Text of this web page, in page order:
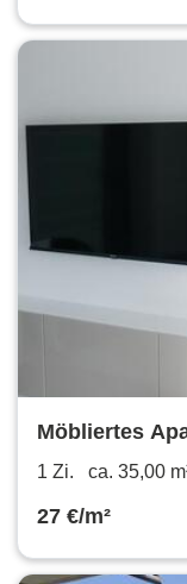
Möbliertes
1 Zi. ca. 35,00
27 €/m²